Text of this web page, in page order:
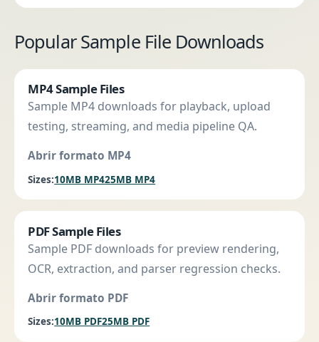
Popular Sample File Downloads
MP4 Sample Files
Sample MP4 downloads for playback, upload
testing, streaming, and media pipeline QA.
Abrir formato MP4
Sizes:10MB MP425MB MP4
PDF Sample Files
Sample PDF downloads for preview rendering,
OCR, extraction, and parser regression checks.
Abrir formato PDF
Sizes:10MB PDF25MB PDF